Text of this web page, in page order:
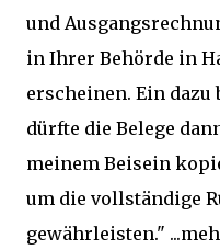
und
in Ihrer Behörde in
erscheinen. Ein dazu
dürfte die Belege
meinem Beisein
um die vollständige
gewährleisten."